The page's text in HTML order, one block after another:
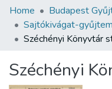
Communities &
All of DSpace
About us
Home Budapest
Sajtókivágat-
Széchényi